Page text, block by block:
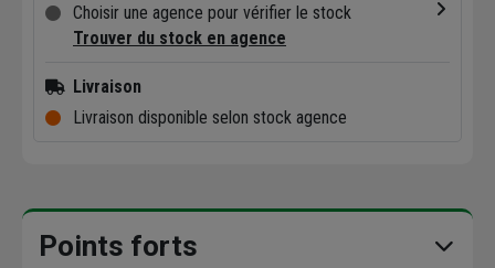
Choisir une agence pour vérifier le stock
Trouver du stock en agence
Livraison
Livraison disponible selon stock agence
Points forts